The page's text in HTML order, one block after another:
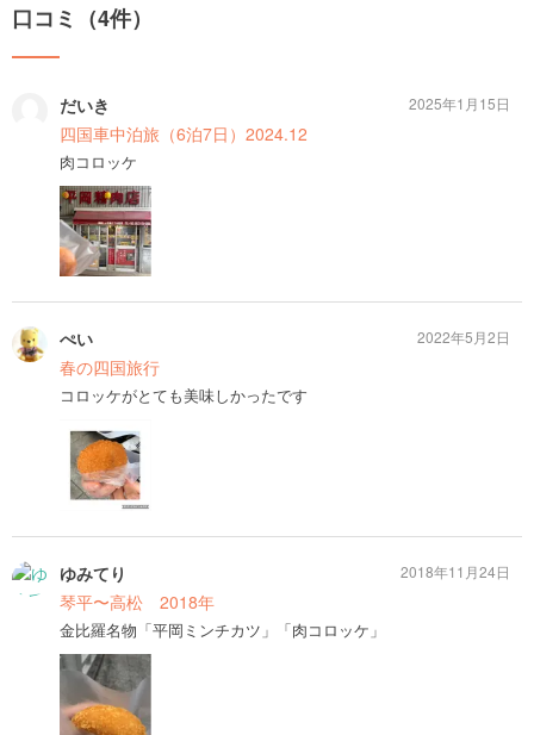
口コミ（4件）
だいき
四国車中泊旅（6泊7日）2024.12
肉コロッケ
2025年1月15日
ぺい
春の四国旅行
コロッケがとても美味しかったです
2022年5月2日
ゆみてり
琴平〜高松 2018年
金比羅名物「平岡ミンチカツ」「肉コロッケ」
2018年11月24日